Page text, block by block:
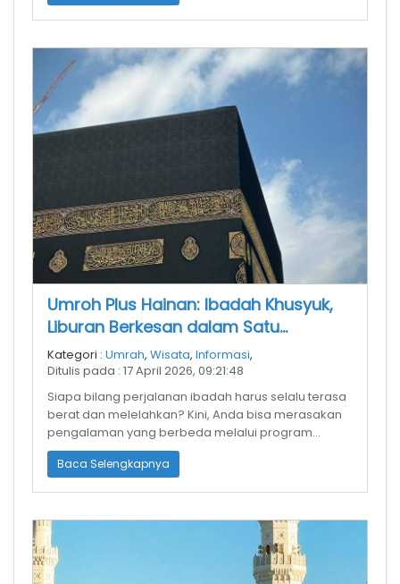
Umroh Plus Hainan: Ibadah Khusyuk,
Liburan Berkesan dalam Satu
Perjalanan
Kategori : Umrah, Wisata, Informasi,
Ditulis pada : 17 April 2026, 09:21:48
Siapa bilang perjalanan ibadah harus selalu terasa
berat dan melelahkan? Kini, Anda bisa merasakan
pengalaman yang berbeda melalui program
Umroh Plus Hainan—perpaduan antara k
Baca Selengkapnya